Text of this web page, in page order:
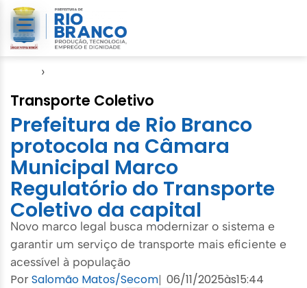
›
Transporte Coletivo
Prefeitura de Rio Branco
protocola na Câmara
Municipal Marco
Regulatório do Transporte
Coletivo da capital
Novo marco legal busca modernizar o sistema e
garantir um serviço de transporte mais eficiente e
acessível à população
PorSalomão Matos/Secom| 06/11/2025às15:44